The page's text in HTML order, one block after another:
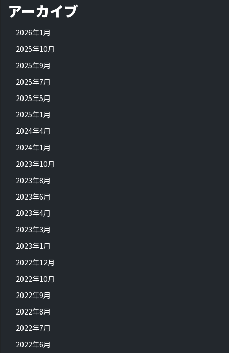
アーカイブ
2026年1月
2025年10月
2025年9月
2025年7月
2025年5月
2025年1月
2024年4月
2024年1月
2023年10月
2023年8月
2023年6月
2023年4月
2023年3月
2023年1月
2022年12月
2022年10月
2022年9月
2022年8月
2022年7月
2022年6月